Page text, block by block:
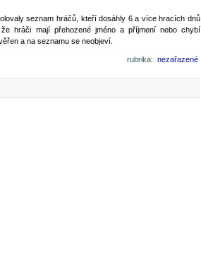
seznam hráčů, kteří dosáhly 6 a více hracích dnů
hráči mají přehozené jméno a příjmení nebo chybí
a na seznamu se neobjeví.
rubrika: nezařazené